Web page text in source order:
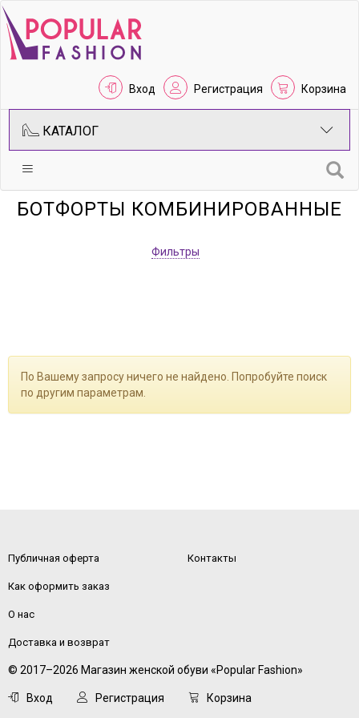
Вход Регистрация Корзина
КАТАЛОГ
БОТФОРТЫ КОМБИНИРОВАННЫЕ
Фильтры
По Вашему запросу ничего не найдено. Попробуйте поиск
по другим параметрам.
Публичная оферта
Как оформить заказ
О нас
Доставка и возврат
Контакты
© 2017–2026 Магазин женской обуви «Popular Fashion»
Вход Регистрация Корзина